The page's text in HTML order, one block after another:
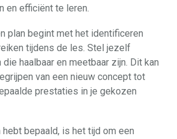
en efficiënt te leren.
plan begint met het identificeren
tijdens de les. Stel jezelf
haalbaar en meetbaar zijn. Dit kan
van een nieuw concept tot
prestaties in je gekozen
bepaald, is het tijd om een